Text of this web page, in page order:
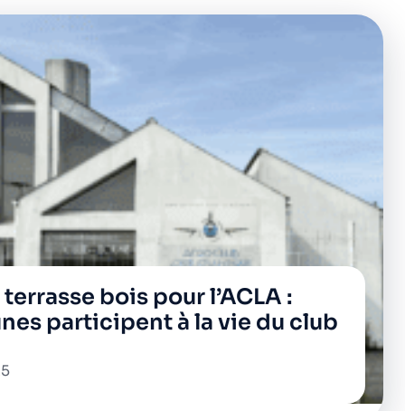
bois pour l’ACLA :
participent à la vie du club